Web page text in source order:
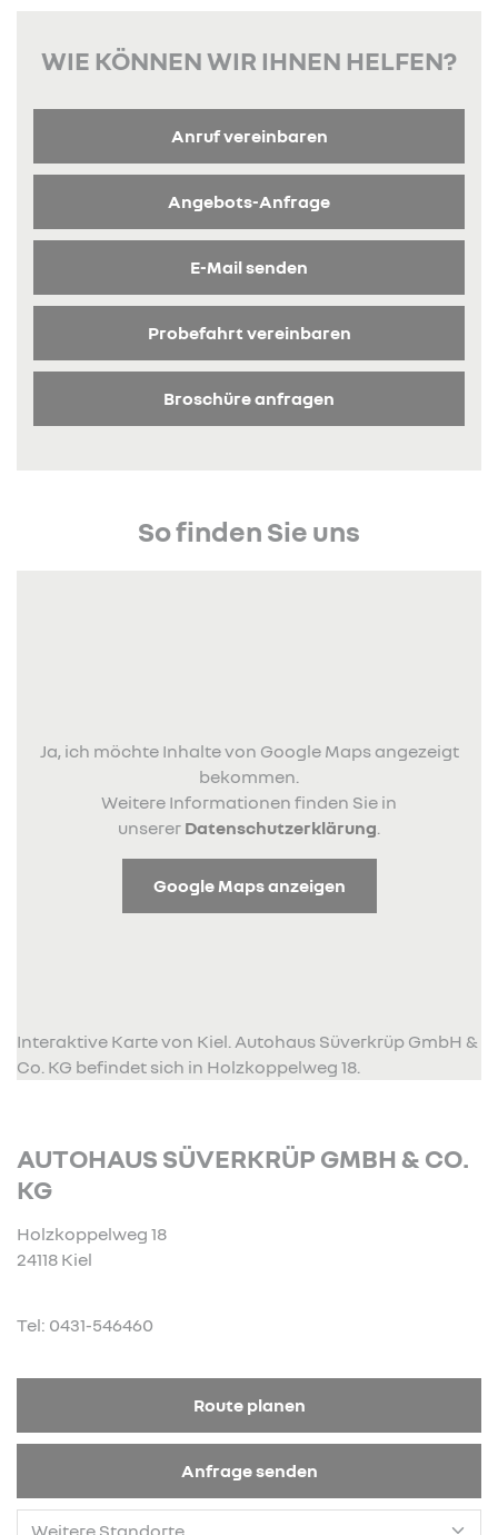
WIE KÖNNEN WIR IHNEN HELFEN?
Anruf vereinbaren
Angebots-Anfrage
E-Mail senden
Probefahrt vereinbaren
Broschüre anfragen
So finden Sie uns
Ja, ich möchte Inhalte von Google Maps angezeigt
bekommen.
Weitere Informationen finden Sie in
unserer Datenschutzerklärung
Google Maps anzeigen
Interaktive Karte von Kiel. Autohaus Süverkrüp GmbH &
Co. KG befindet sich in Holzkoppelweg 18.
AUTOHAUS SÜVERKRÜP GMBH & CO.
KG
Holzkoppelweg 18
24118 Kiel
Tel: 0431-546460
Route planen
Anfrage senden